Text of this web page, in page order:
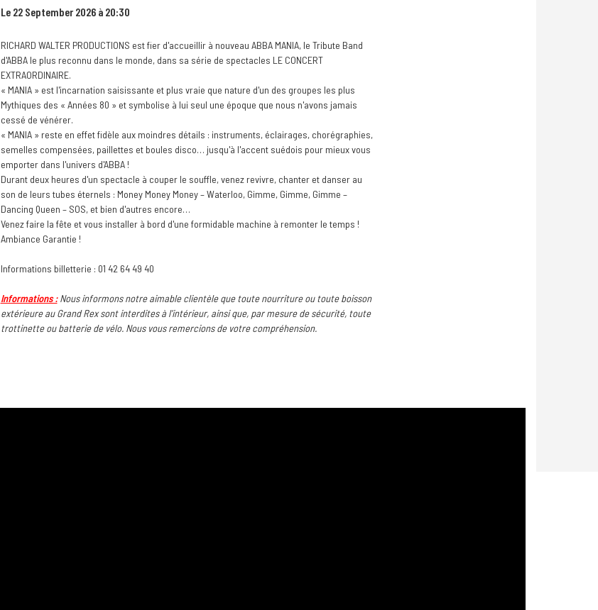
Le 22 September 2026 à 20:30
RICHARD WALTER PRODUCTIONS est fier d'accueillir à nouveau ABBA MANIA, le Tribute Band
d'ABBA le plus reconnu dans le monde, dans sa série de spectacles LE CONCERT
EXTRAORDINAIRE.
« MANIA » est l'incarnation saisissante et plus vraie que nature d'un des groupes les plus
Mythiques des « Années 80 » et symbolise à lui seul une époque que nous n'avons jamais
cessé de vénérer.
« MANIA » reste en effet fidèle aux moindres détails : instruments, éclairages, chorégraphies,
semelles compensées, paillettes et boules disco… jusqu'à l'accent suédois pour mieux vous
emporter dans l'univers d'ABBA !
Durant deux heures d'un spectacle à couper le souffle, venez revivre, chanter et danser au
son de leurs tubes éternels : Money Money Money – Waterloo, Gimme, Gimme, Gimme –
Dancing Queen – SOS, et bien d'autres encore…
Venez faire la fête et vous installer à bord d'une formidable machine à remonter le temps !
Ambiance Garantie !
Informations billetterie : 01 42 64 49 40
Informations :Nous informons notre aimable clientèle que toute nourriture ou toute boisson
extérieure au Grand Rex sont interdites à l'intérieur, ainsi que, par mesure de sécurité, toute
trottinette ou batterie de vélo. Nous vous remercions de votre compréhension.